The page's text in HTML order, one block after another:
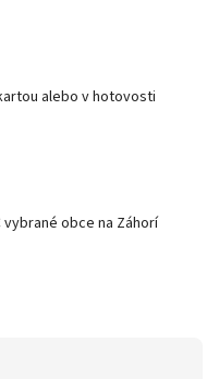
alebo v hotovosti
vybrané obce na Záhorí